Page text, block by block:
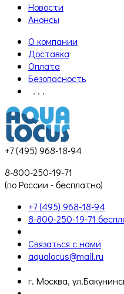
Новости
Анонсы
О компании
Доставка
Оплата
Безопасность
. . .
+7 (495) 968-18-94
8-800-250-19-71
(по России - бесплатно)
+7 (495) 968-18-94
8-800-250-19-71
Связаться с нами
aqualocus@mail.ru
г. Москва,